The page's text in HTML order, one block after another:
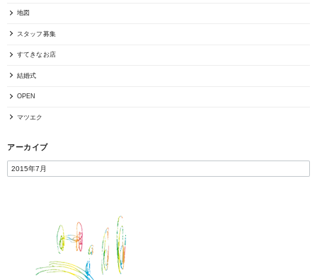
地図
スタッフ募集
すてきなお店
結婚式
OPEN
マツエク
アーカイブ